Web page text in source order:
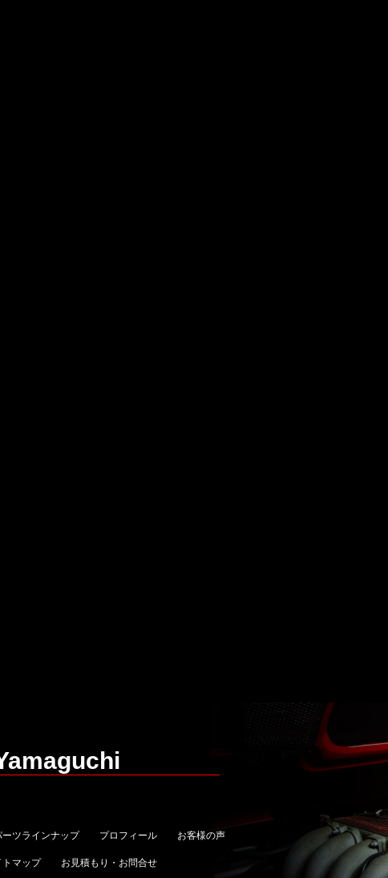
ーツラインナップ プロフィール お客様の声
トマップ お見積もり・お問合せ